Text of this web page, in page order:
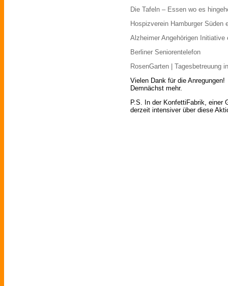
Die Tafeln – Essen wo es
Hospizverein Hamburger Süden
Alzheimer Angehörigen Initiative
Berliner Seniorentelefon
RosenGarten | Tagesbetreuung
Vielen Dank für die Anregungen!
Demnächst mehr.
P.S. In der KonfettiFabrik, einer
derzeit intensiver über diese